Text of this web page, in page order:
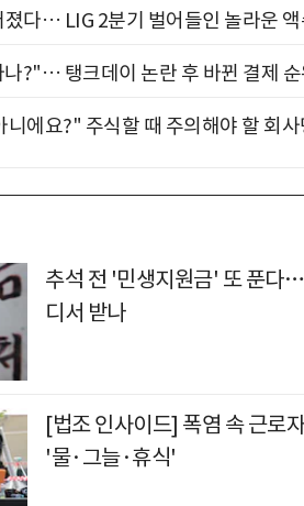
다… LIG 2분기 벌어들인 놀라운
?"… 탱크데이 논란 후 바뀐 결제 순
니에요?" 주식할 때 주의해야 할 회
추석 전 '민생지원금' 또 푼다
디서 받나
[법조 인사이드] 폭염 속 근로
'물·그늘·휴식'